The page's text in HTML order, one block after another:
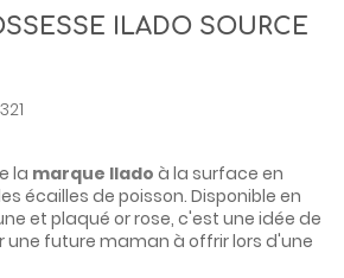
ILADO SOURCE
la marque Ilado à la surface en
écailles de poisson. Disponible en
et plaqué or rose, c'est une idée de
une future maman à offrir lors d'une